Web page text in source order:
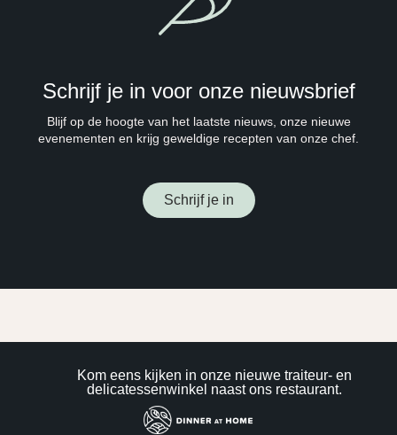
Schrijf je in voor onze nieuwsbrief
Blijf op de hoogte van het laatste nieuws, onze nieuwe
evenementen en krijg geweldige recepten van onze chef.
Schrijf je in
Kom eens kijken in onze nieuwe traiteur- en
delicatessenwinkel naast ons restaurant.